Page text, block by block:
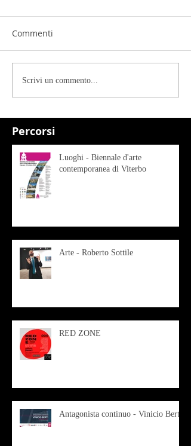
Percorsi
Commenti
Scrivi un commento...
Luoghi - Biennale d'arte
contemporanea di Viterbo
Arte - Roberto Sottile
RED ZONE
Antagonista continuo - Vinicio Berti